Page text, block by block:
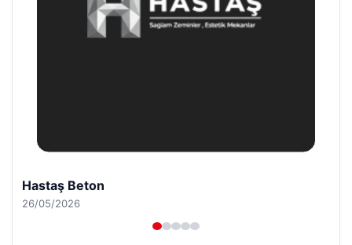
Enes Kaplan Avukatlık Bürosu
28/04/2026